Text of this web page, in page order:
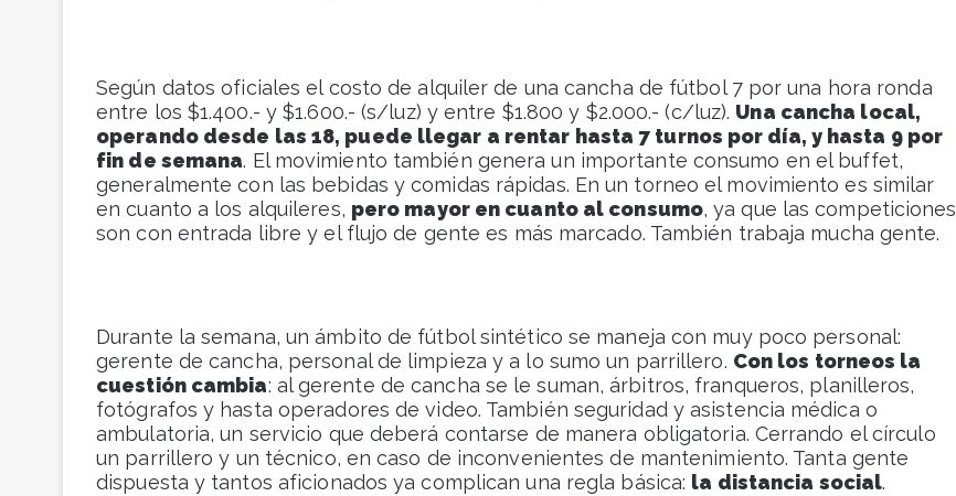
Según datos oficiales el costo de alquiler de una cancha de fútbol 7 por una hora ronda
entre los $1.400.- y $1.600.- (s/luz) y entre $1.800 y $2.000.- (c/luz). Una cancha local,
operando desde las 18, puede llegar a rentar hasta 7 turnos por día, y hasta 9 por
fin de semana. El movimiento también genera un importante consumo en el buffet,
generalmente con las bebidas y comidas rápidas. En un torneo el movimiento es similar
en cuanto a los alquileres, pero mayor en cuanto al consumo, ya que las competiciones
son con entrada libre y el flujo de gente es más marcado. También trabaja mucha gente.
Durante la semana, un ámbito de fútbol sintético se maneja con muy poco personal:
gerente de cancha, personal de limpieza y a lo sumo un parrillero. Con los torneos la
cuestión cambia: al gerente de cancha se le suman, árbitros, franqueros, planilleros,
fotógrafos y hasta operadores de video. También seguridad y asistencia médica o
ambulatoria, un servicio que deberá contarse de manera obligatoria. Cerrando el círculo
un parrillero y un técnico, en caso de inconvenientes de mantenimiento. Tanta gente
dispuesta y tantos aficionados ya complican una regla básica: la distancia social.